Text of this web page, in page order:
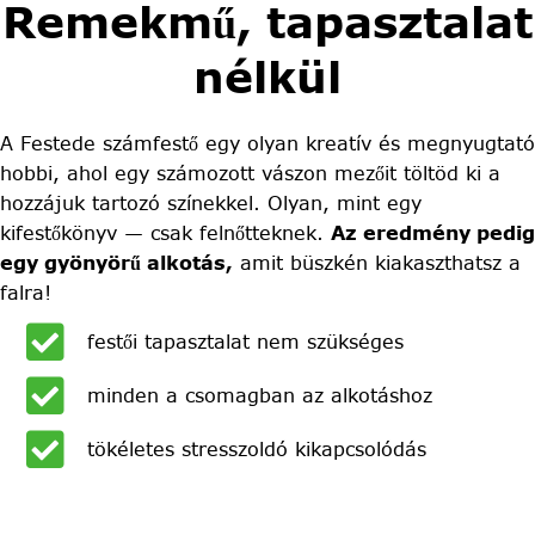
Remekmű, tapasztalat
nélkül
A Festede számfestő egy olyan kreatív és megnyugtató
hobbi, ahol egy számozott vászon mezőit töltöd ki a
hozzájuk tartozó színekkel. Olyan, mint egy
kifestőkönyv — csak felnőtteknek. Az eredmény pedig
egy gyönyörű alkotás, amit büszkén kiakaszthatsz a
falra!
festői tapasztalat nem szükséges
minden a csomagban az alkotáshoz
tökéletes stresszoldó kikapcsolódás